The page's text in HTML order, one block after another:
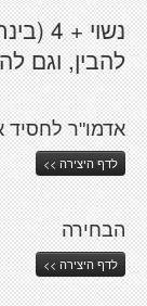
נשוי
להבין, וגם
אדמו"ר לחסיד
לדף היצירה >>
הבחירה
לדף היצירה >>